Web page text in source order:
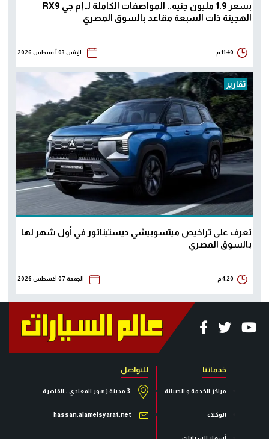
بسعر 1.9 مليون جنيه.. المواصفات الكاملة لـ إم جي RX9
الهجينة ذات السبعة مقاعد بالسوق المصري
11:40 م الإثنين 03 أغسطس 2026
تقارير
تعرف على تراخيص ميتسوبيشي ديستيناتور في أول شهر لها
بالسوق المصري
4:20 م الجمعة 07 أغسطس 2026
خدماتنا
مراكز الخدمة و الصيانة
الوكلاء
للتواصل
3 مدينة زهور المعادي.. القاهرة
hassan.alamelsyarat.net